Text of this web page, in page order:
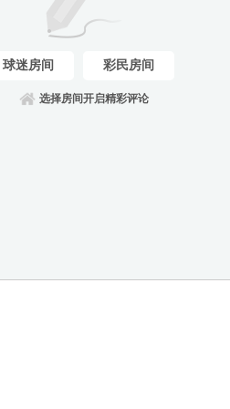
球迷房间 彩民房间
选择房间开启精彩评论